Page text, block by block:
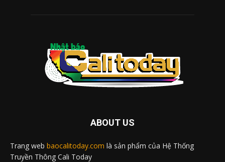
ABOUT US
Trang web baocalitoday.com là sản phẩm của Hệ Thống
Truyền Thông Cali Today